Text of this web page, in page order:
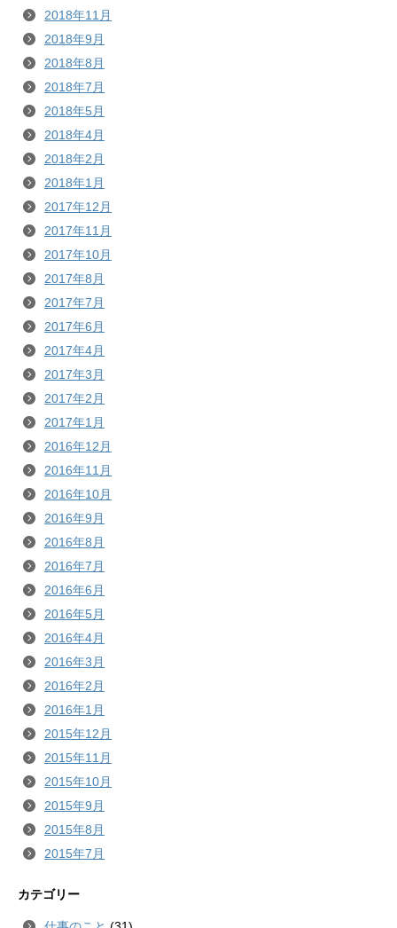
2018年11月
2018年9月
2018年8月
2018年7月
2018年5月
2018年4月
2018年2月
2018年1月
2017年12月
2017年11月
2017年10月
2017年8月
2017年7月
2017年6月
2017年4月
2017年3月
2017年2月
2017年1月
2016年12月
2016年11月
2016年10月
2016年9月
2016年8月
2016年7月
2016年6月
2016年5月
2016年4月
2016年3月
2016年2月
2016年1月
2015年12月
2015年11月
2015年10月
2015年9月
2015年8月
2015年7月
カテゴリー